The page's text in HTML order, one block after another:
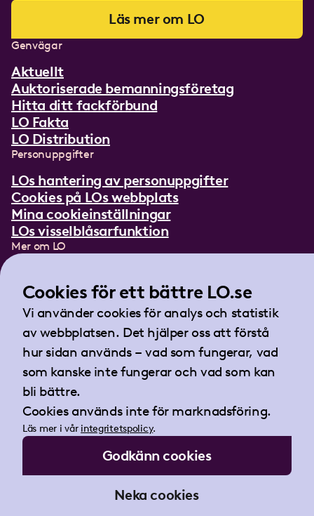
Läs mer om LO
Genvägar
Aktuellt
Auktoriserade bemanningsföretag
Hitta ditt fackförbund
LO Fakta
LO Distribution
Personuppgifter
LOs hantering av personuppgifter
Cookies på LOs webbplats
Mina cookieinställningar
LOs visselblåsarfunktion
Mer om LO
Lättläst om LO
Teckenspråksfilm
Tidningen Arbetet
Landsorganisationen i Sverige
Barnhusgatan 18
105 53 Stockholm
Tel:08-796 25 00
Fax:08-796 25 17
E-post:info@lo.se
Org.nr 802001-9769
Cookies för ett bättre LO.se
Vi använder cookies för analys och statistik
av webbplatsen. Det hjälper oss att förstå
hur sidan används – vad som fungerar, vad
som kanske inte fungerar och vad som kan
bli bättre.
Cookies används inte för marknadsföring.
Läs mer i vår integritetspolicy.
Godkänn cookies
Neka cookies